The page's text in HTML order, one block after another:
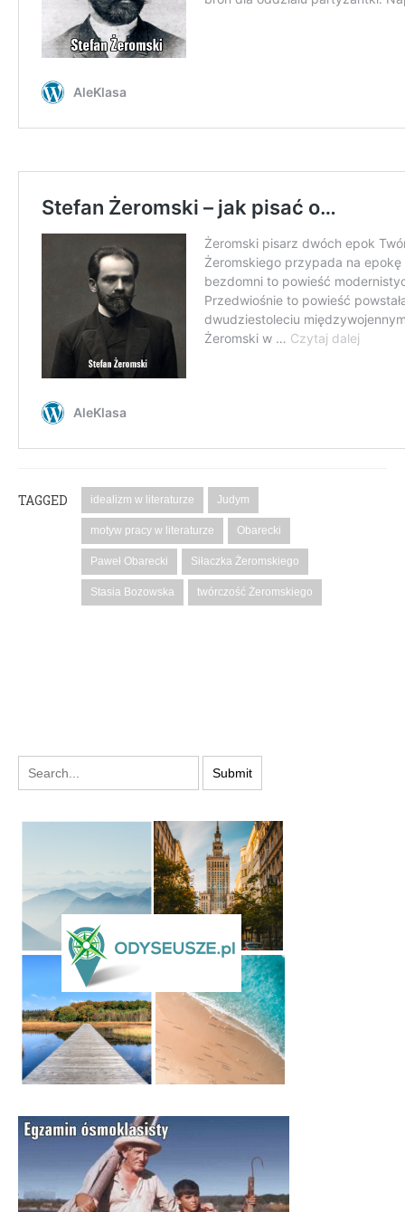
TAGGED idealizm w literaturze Judym
motyw pracy w literaturze Obarecki
Paweł Obarecki Siłaczka Żeromskiego
Stasia Bozowska twórczość Żeromskiego